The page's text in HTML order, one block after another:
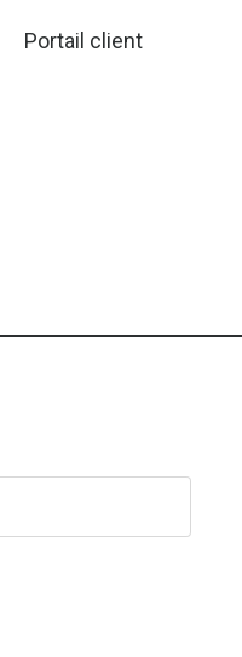
Portail client